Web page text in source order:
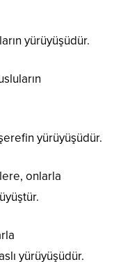
yürüyüşüdür.
yürüyüşüdür.
onlarla
yürüyüşüdür.